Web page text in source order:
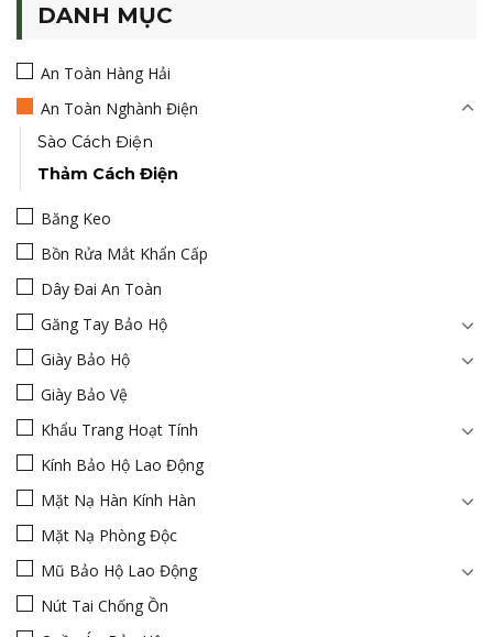
DANH MỤC
An Toàn Hàng Hải
An Toàn Nghành Điện
Sào Cách Điện
Thảm Cách Điện
Băng Keo
Bồn Rửa Mắt Khẩn Cấp
Dây Đai An Toàn
Găng Tay Bảo Hộ
Giày Bảo Hộ
Giày Bảo Vệ
Khẩu Trang Hoạt Tính
Kính Bảo Hộ Lao Động
Mặt Nạ Hàn Kính Hàn
Mặt Nạ Phòng Độc
Mũ Bảo Hộ Lao Động
Nút Tai Chống Ồn